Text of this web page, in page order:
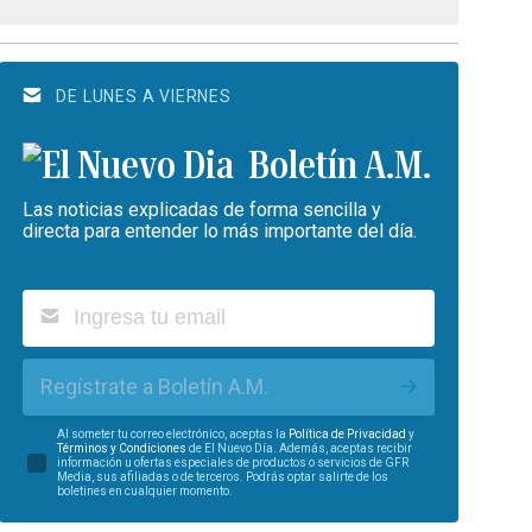
DE LUNES A VIERNES
Boletín A.M.
Las noticias explicadas de forma sencilla y
directa para entender lo más importante del día.
Regístrate a Boletín A.M.
Al someter tu correo electrónico, aceptas la Política de Privacidad y
Términos y Condiciones de El Nuevo Día. Además, aceptas recibir
información u ofertas especiales de productos o servicios de GFR
Media, sus afiliadas o de terceros. Podrás optar salirte de los
boletines en cualquier momento.